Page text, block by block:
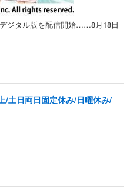
ジタル版を配信開始……8月18日
/土日両日固定休み/日曜休み/